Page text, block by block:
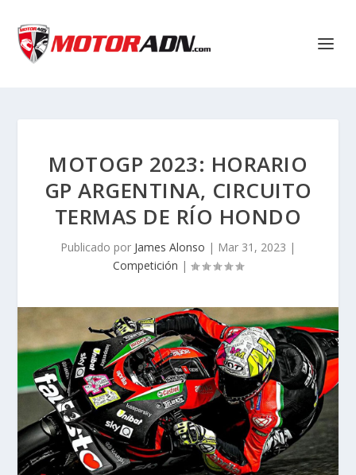
MOTOGP 2023: HORARIO
GP ARGENTINA, CIRCUITO
TERMAS DE RÍO HONDO
Publicado por James Alonso | Mar 31, 2023 |
Competición |